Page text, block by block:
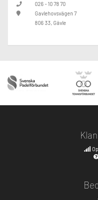
026 - 10 78 70
Gavlehovsvägen 7
806 33, Gävle